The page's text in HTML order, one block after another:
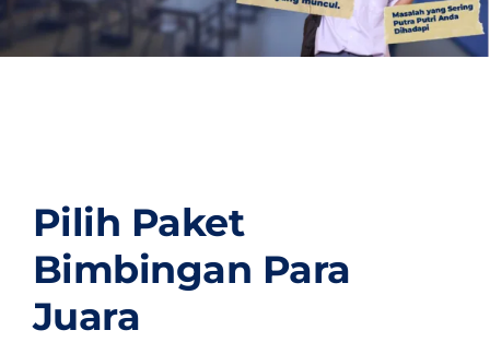
Pilih Paket
Bimbingan Para
Juara